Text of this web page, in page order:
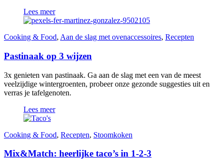
Lees meer
Cooking & Food, Aan de slag met ovenaccessoires, Recepten
Pastinaak op 3 wijzen
3x genieten van pastinaak. Ga aan de slag met een van de meest
veelzijdige wintergroenten, probeer onze gezonde suggesties uit en
verras je tafelgenoten.
Lees meer
Cooking & Food, Recepten, Stoomkoken
Mix&Match: heerlijke taco’s in 1-2-3